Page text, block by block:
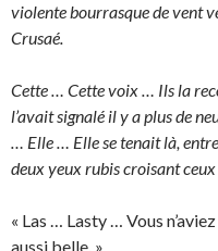
violente bourrasque de vent
Crusaé.
Cette … Cette voix … Ils la
l’avait signalé il y a plus de
… Elle … Elle se tenait là,
deux yeux rubis croisant ceux
« Las … Lasty … Vous
aussi belle. »